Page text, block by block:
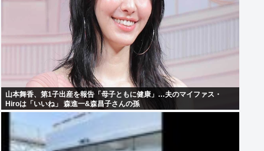
山本舞香、第1子出産を報告「母子ともに健康」…夫のマイファス・
Hiroは「いいね」 森進一&森昌子さんの孫